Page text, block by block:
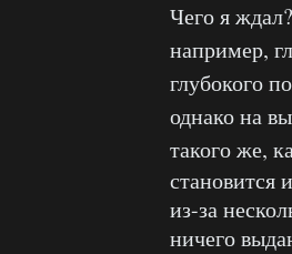
Чего я
например,
глубокого
однако на
такого же,
становится
из-за
ничего